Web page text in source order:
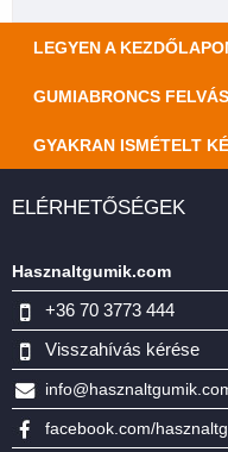
LEGYEN A
GUMIABRONCS
GYAKRAN ISMÉTELT
ELÉRHETŐSÉGEK
Hasznaltgumik.com
+36 70 3773 444
Visszahívás kérése
facebook.com/